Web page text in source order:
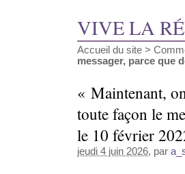
VIVE LA
Accueil du site >
messager, parce que
« Maintenant,
toute façon le
le 10 février
jeudi 4 juin 2026, par